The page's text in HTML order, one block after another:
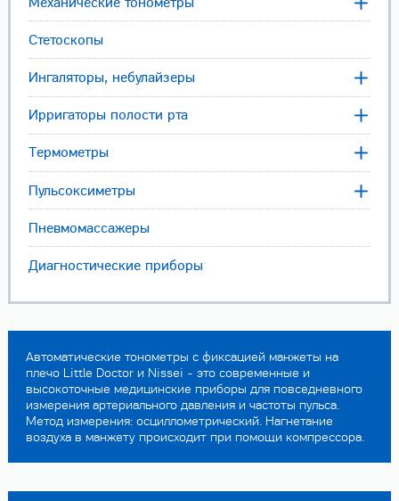
Стетоскопы
Ингаляторы, небулайзеры
Ирригаторы полости рта
Термометры
Пульсоксиметры
Пневмомассажеры
Диагностические приборы
Автоматические тонометры с фиксацией манжеты на
плечо Little Doctor и Nissei - это современные и
высокоточные медицинские приборы для повседневного
измерения артериального давления и частоты пульса.
Метод измерения: осциллометрический. Нагнетание
воздуха в манжету происходит при помощи компрессора.